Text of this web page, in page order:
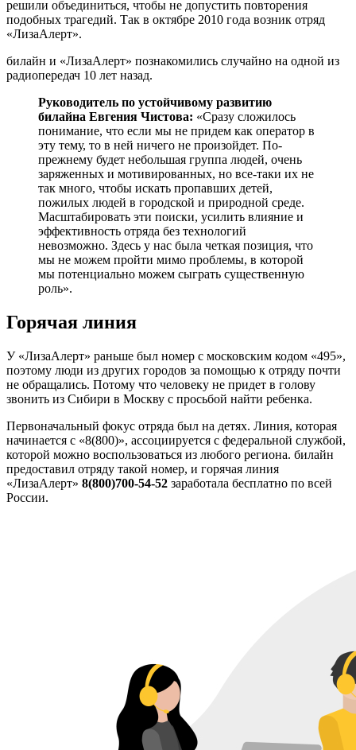
решили объединиться, чтобы не допустить повторения
подобных трагедий. Так в октябре 2010 года возник отряд
«ЛизаАлерт».
билайн и «ЛизаАлерт» познакомились случайно на одной из
радиопередач 10 лет назад.
Руководитель по устойчивому развитию
билайна Евгения Чистова: «Сразу сложилось
понимание, что если мы не придем как оператор в
эту тему, то в ней ничего не произойдет. По-
прежнему будет небольшая группа людей, очень
заряженных и мотивированных, но все-таки их не
так много, чтобы искать пропавших детей,
пожилых людей в городской и природной среде.
Масштабировать эти поиски, усилить влияние и
эффективность отряда без технологий
невозможно. Здесь у нас была четкая позиция, что
мы не можем пройти мимо проблемы, в которой
мы потенциально можем сыграть существенную
роль».
Горячая линия
У «ЛизаАлерт» раньше был номер с московским кодом «495»,
поэтому люди из других городов за помощью к отряду почти
не обращались. Потому что человеку не придет в голову
звонить из Сибири в Москву с просьбой найти ребенка.
Первоначальный фокус отряда был на детях. Линия, которая
начинается с «8(800)», ассоциируется с федеральной службой,
которой можно воспользоваться из любого региона. билайн
предоставил отряду такой номер, и горячая линия
«ЛизаАлерт» 8(800)700-54-52 заработала бесплатно по всей
России.